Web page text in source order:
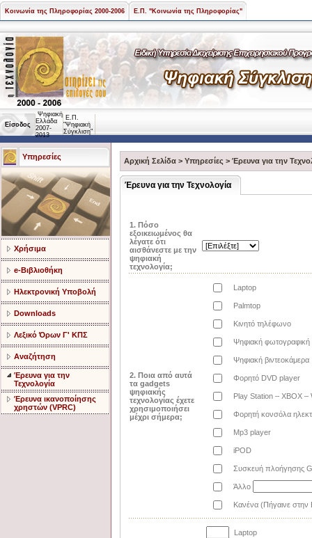
Κοινωνία της Πληροφορίας 2000-2006 Ε.Π. "Κοινωνία της Πληροφορίας"
Είσοδος
Ψηφιακή
Ελλάδα
2007-
2013
Ε.Π.
"Ψηφιακή
Σύγκλιση"
Υπηρεσίες
Χρήσιμα
e-Βιβλιοθήκη
Ηλεκτρονική Υποβολή
Downloads
Λεξικό Όρων Γ' ΚΠΣ
Αναζήτηση
Έρευνα για την
Τεχνολογία
Έρευνα ικανοποίησης
χρηστών (VPRC)
Αρχική Σελίδα > Υπηρεσίες > Έρευνα για την
Έρευνα για την Τεχνολογία
1. Πόσο
εξοικειωμένος θα
λέγατε ότι
αισθάνεστε με την
ψηφιακή
τεχνολογία;
2. Ποια από αυτά
τα gadgets
ψηφιακής
τεχνολογίας έχετε
χρησιμοποιήσει
μέχρι σήμερα;
Laptop
Palmtop
Κινητό τηλέφωνο
Ψηφιακή φωτογραφική
Ψηφιακή βιντεοκάμερα
Φορητό DVD player
Play Station – XBOX –
Φορητή κονσόλα
Mp3 player
iPOD
Συσκευή πλοήγησης
Άλλο
Κανένα (Πήγαινε
Laptop